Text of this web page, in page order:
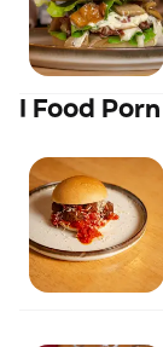
I Food Porn